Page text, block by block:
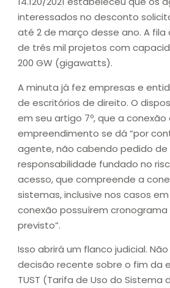
interessados no desconto
até 2 de março desse ano. A fila
de três mil projetos com
200 GW (gigawatts).
A minuta já fez empresas e
de escritórios de direito. O
em seu artigo 7º, que a conexão
empreendimento se dá “por
agente, não cabendo pedido
responsabilidade fundado no
acesso, que compreende a
sistemas, inclusive nos casos
conexão possuírem cronograma
previsto”.
Isso abrirá um flanco judicial.
decisão recente sobre o fim da
TUST (Tarifa de Uso do Sistema